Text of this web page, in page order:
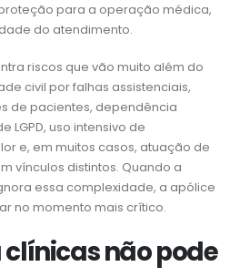
para a operação médica,
do atendimento.
riscos que vão muito além do
civil por falhas assistenciais,
de pacientes, dependência
LGPD, uso intensivo de
e, em muitos casos, atuação de
vínculos distintos. Quando a
essa complexidade, a apólice
no momento mais crítico.
não pode